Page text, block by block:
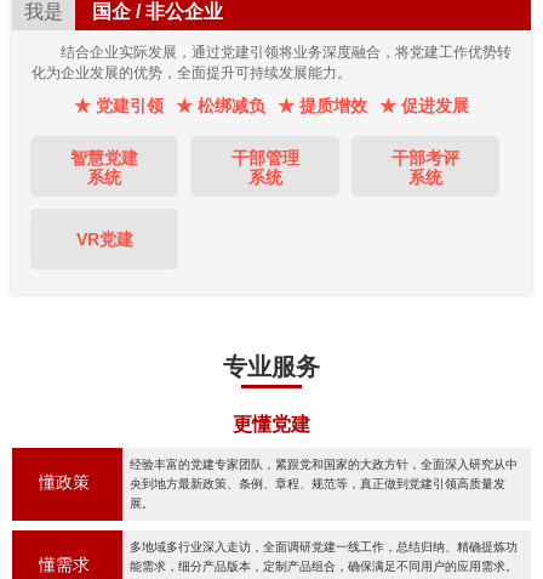
我是 国企 / 非公企业
结合企业实际发展，通过党建引领将业务深度融合，将党建工作优势转
化为企业发展的优势，全面提升可持续发展能力。
★ 党建引领 ★ 松绑减负 ★ 提质增效 ★ 促进发展
智慧党建
系统
干部管理
系统
干部考评
系统
VR党建
专业服务
更懂党建
懂政策
经验丰富的党建专家团队，紧跟党和国家的大政方针，全面深入研究从中
央到地方最新政策、条例、章程、规范等，真正做到党建引领高质量发
展。
懂需求
多地域多行业深入走访，全面调研党建一线工作，总结归纳、精确提炼功
能需求，细分产品版本，定制产品组合，确保满足不同用户的应用需求。